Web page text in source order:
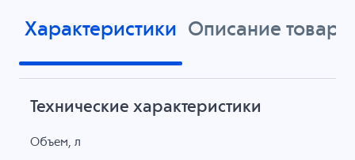
Характеристики Описание товара
Технические характеристики
Объем, л